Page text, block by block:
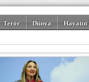
Terör Dünya